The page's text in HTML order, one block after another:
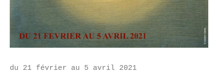
du 21 février au 5 avril 2021